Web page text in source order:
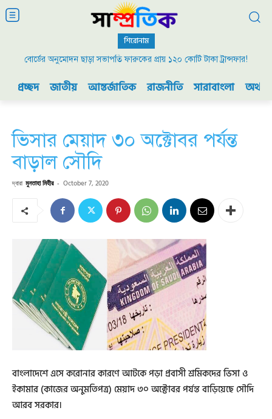
শিরোনাম
বোর্ডের অনুমোদন ছাড়া সভাপতি ফারুকের প্রায় ১২০ কোটি টাকা ট্রান্সফার!
প্রচ্ছদ জাতীয় আন্তর্জাতিক রাজনীতি সারাবাংলা
ভিসার মেয়াদ ৩০ অক্টোবর পর্যন্ত
বাড়াল সৌদি
দ্বারা মুনতাহা মিহীর - October 7, 2020
বাংলাদেশে এসে করোনার কারণে আটকে পড়া প্রবাসী শ্রমিকদের ভিসা ও
ইকামার (কাজের অনুমতিপত্র) মেয়াদ ৩০ অক্টোবর পর্যন্ত বাড়িয়েছে সৌদি
আরব সরকার।